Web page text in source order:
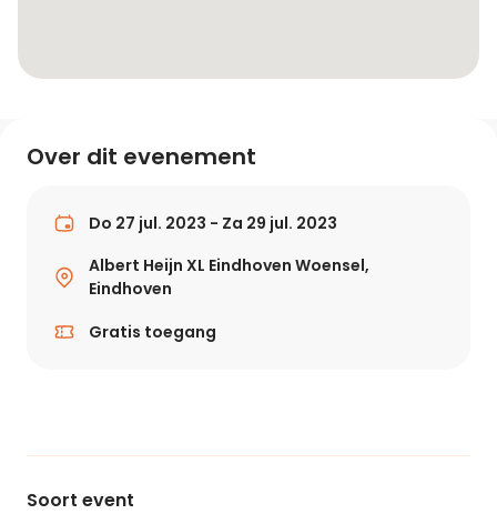
Over dit evenement
Do 27 jul. 2023 - Za 29 jul. 2023
Albert Heijn XL Eindhoven Woensel,
Eindhoven
Gratis toegang
Soort event